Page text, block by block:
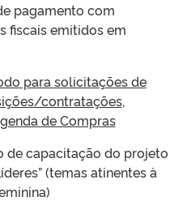
pagamento com
fiscais emitidos em
para solicitações de
contratações,
de Compras
de capacitação do projeto
(temas atinentes à